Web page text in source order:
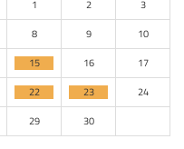
1 2
3
8 9
10
15 16
17
22 23
24
29 30